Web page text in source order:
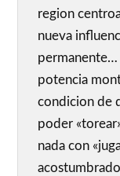
region
nueva
permanente…
potencia
condicion de
poder
nada con